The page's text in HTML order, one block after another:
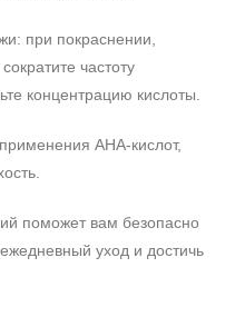
при покраснении,
частоту
концентрацию кислоты.
AHA-кислот,
поможет вам безопасно
уход и достичь